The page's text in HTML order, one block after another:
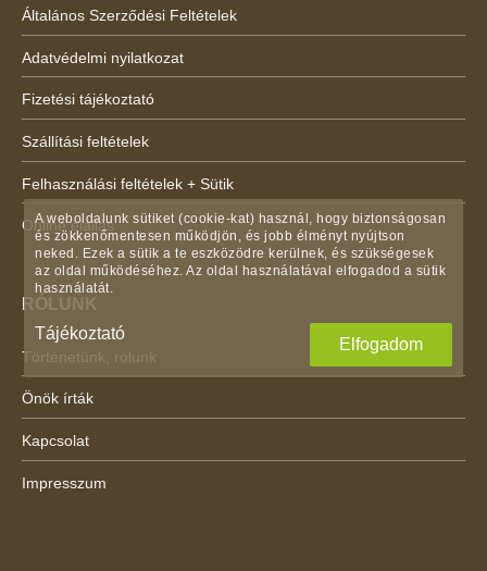
Általános Szerződési Feltételek
Adatvédelmi nyilatkozat
Fizetési tájékoztató
Szállítási feltételek
Felhasználási feltételek + Sütik
Online elállás
RÓLUNK
Történetünk, rólunk
Önök írták
Kapcsolat
Impresszum
A weboldalunk sütiket (cookie-kat) használ, hogy biztonságosan
és zökkenőmentesen működjön, és jobb élményt nyújtson
neked. Ezek a sütik a te eszközödre kerülnek, és szükségesek
az oldal működéséhez. Az oldal használatával elfogadod a sütik
használatát.
Tájékoztató
Elfogadom